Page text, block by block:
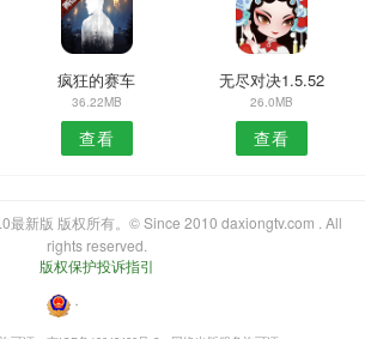
疯狂的赛车
36.22MB
查看
无尽对决1.5.52
26.0MB
查看
最新版 版权所有。© Since 2010 daxiongtv.com . All
rights reserved.
版权保护投诉指引
・